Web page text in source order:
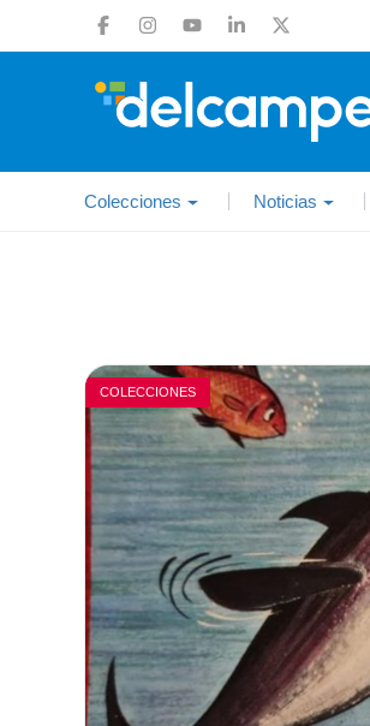
Colecciones Noticias
COLECCIONES